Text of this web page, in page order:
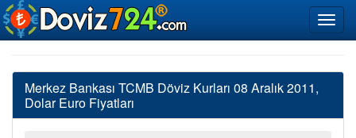
Merkez Bankası TCMB Döviz Kurları 08 Aralık 2011,
Dolar Euro Fiyatları